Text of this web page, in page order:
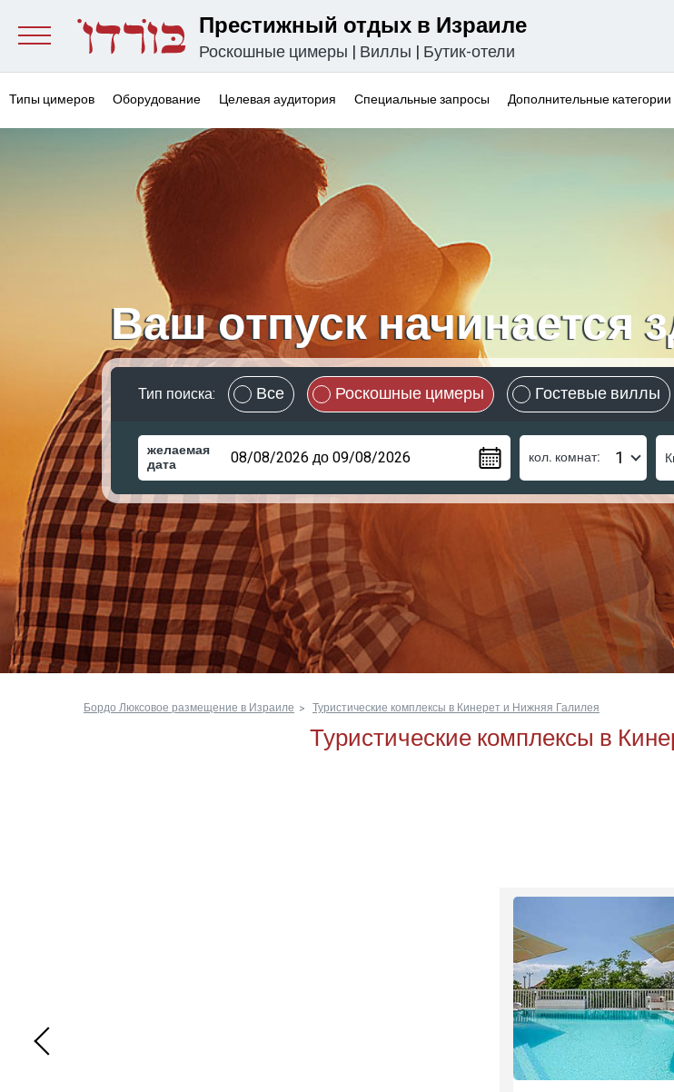
Престижный отдых в Израиле
Роскошные цимеры | Виллы | Бутик-отели
Типы цимеров Оборудование Целевая аудитория Специальные запросы Дополнительные категории
Ваш отпуск начинается
Тип поиска: Все Роскошные цимеры Гостевые виллы
желаемая
дата кол. комнат:
Бордо Люксовое размещение в Израиле Туристические комплексы в Кинерет и Нижняя Галилея
Туристические комплексы в